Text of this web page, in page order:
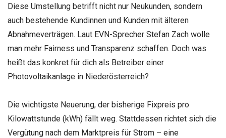
Diese Umstellung betrifft nicht nur Neukunden, sondern
auch bestehende Kundinnen und Kunden mit älteren
Abnahmeverträgen. Laut EVN-Sprecher Stefan Zach wolle
man mehr Fairness und Transparenz schaffen. Doch was
heißt das konkret für dich als Betreiber einer
Photovoltaikanlage in Niederösterreich?
Die wichtigste Neuerung, der bisherige Fixpreis pro
Kilowattstunde (kWh) fällt weg. Stattdessen richtet sich die
Vergütung nach dem Marktpreis für Strom – eine